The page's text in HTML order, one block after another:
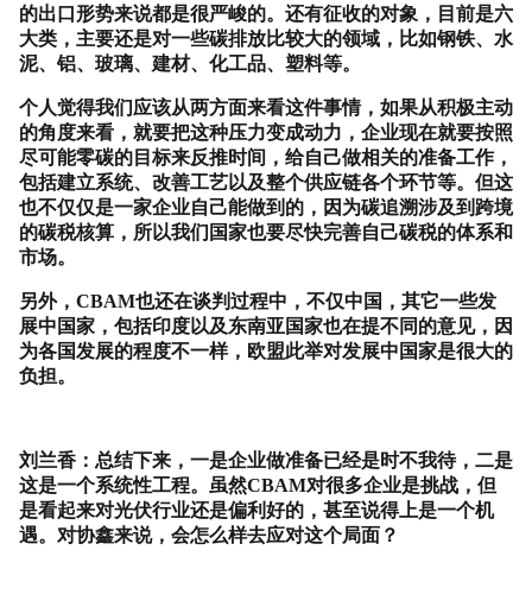
的出口形势来说都是很严峻的。还有征收的对象，目前是六
大类，主要还是对一些碳排放比较大的领域，比如钢铁、水
泥、铝、玻璃、建材、化工品、塑料等。
个人觉得我们应该从两方面来看这件事情，如果从积极主动
的角度来看，就要把这种压力变成动力，企业现在就要按照
尽可能零碳的目标来反推时间，给自己做相关的准备工作，
包括建立系统、改善工艺以及整个供应链各个环节等。但这
也不仅仅是一家企业自己能做到的，因为碳追溯涉及到跨境
的碳税核算，所以我们国家也要尽快完善自己碳税的体系和
市场。
另外， CBAM也还在谈判过程中，不仅中国，其它一些发
展中国家，包括印度以及东南亚国家也在提不同的意见，因
为各国发展的程度不一样，欧盟此举对发展中国家是很大的
负担。
刘兰香：总结下来，一是企业做准备已经是时不我待，二是
这是一个系统性工程。虽然CBAM对很多企业是挑战，但
是看起来对光伏行业还是偏利好的，甚至说得上是一个机
遇。对协鑫来说，会怎么样去应对这个局面？